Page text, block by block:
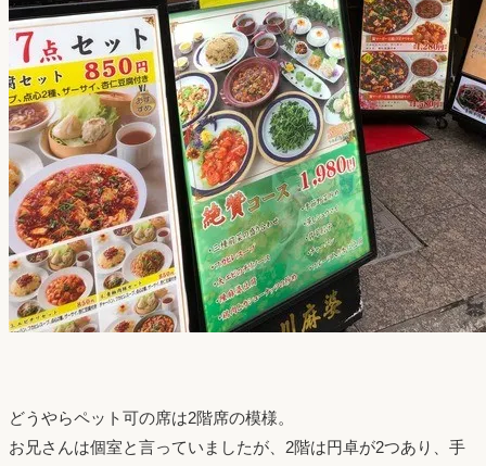
どうやらペット可の席は2階席の模様。
お兄さんは個室と言っていましたが、2階は円卓が2つあり、手